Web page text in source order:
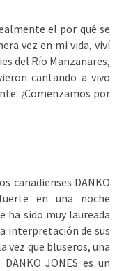
el por qué se
vez en mi vida, viví
del Río Manzanares,
cantando a vivo
¿Comenzamos por
canadienses DANKO
en una noche
ha sido muy laureada
interpretación de sus
vez que bluseros, una
JONES es un